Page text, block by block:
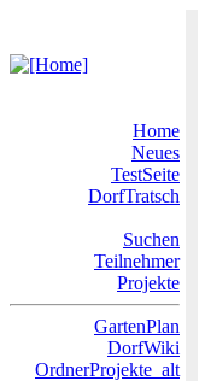
Home
Neues
TestSeite
DorfTratsch
Suchen
Teilnehmer
Projekte
GartenPlan
DorfWiki
OrdnerProjekte_alt